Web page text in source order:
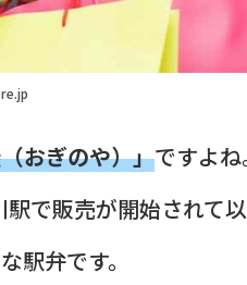
おぎのや）」ですよ
で販売が開始されて
駅弁です。